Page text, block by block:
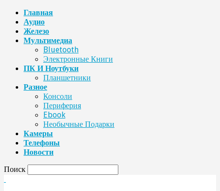
Главная
Аудио
Железо
Мультимедиа
Bluetooth
Электронные Книги
ПК И Ноутбуки
Планшетники
Разное
Консоли
Периферия
Ebook
Необычные Подарки
Камеры
Телефоны
Новости
Поиск